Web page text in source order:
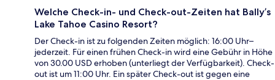
Welche Check-in- und Check-out-Zeiten hat Bally’s
Lake Tahoe Casino Resort?
Der Check-in ist zu folgenden Zeiten möglich: 16:00 Uhr–
jederzeit. Für einen frühen Check-in wird eine Gebühr in Höhe
von 30.00 USD erhoben (unterliegt der Verfügbarkeit). Check-
out ist um 11:00 Uhr. Ein später Check-out ist gegen eine